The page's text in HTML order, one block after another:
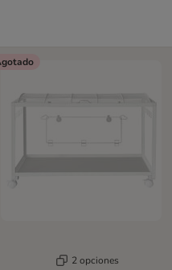
2 opciones